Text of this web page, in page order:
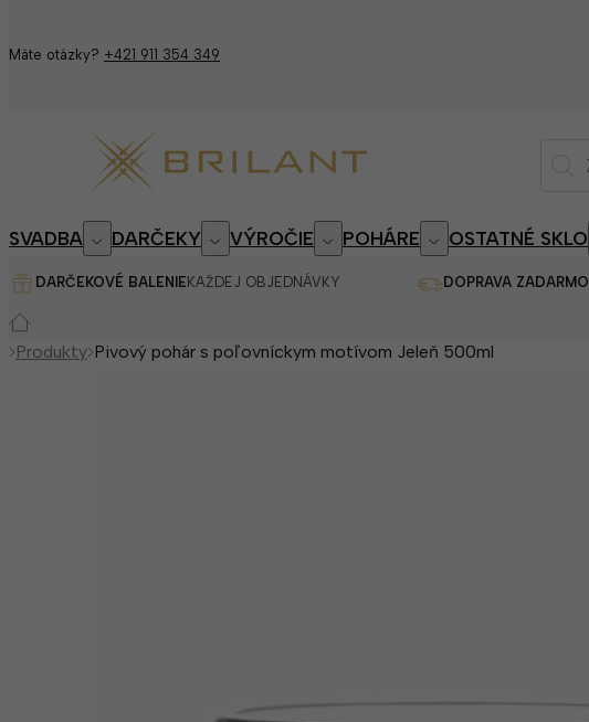
Máte otázky? +421 911 354 349
SVADBA DARČEKY VÝROČIE POHÁRE OSTATNÉ SKLO
DARČEKOVÉ BALENIEKAŽDEJ OBJEDNÁVKY DOPRAVA ZADARMO
Produkty Pivový pohár s poľovníckym motívom Jeleň 500ml